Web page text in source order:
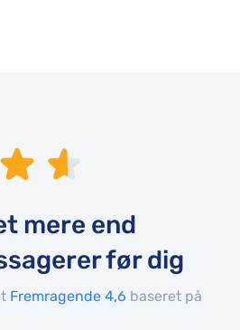
mere end
før dig
Fremragende 4,6 baseret på